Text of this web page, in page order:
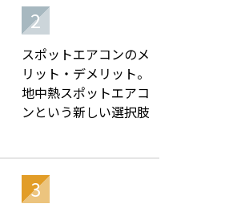
スポットエアコンのメ
リット・デメリット。
地中熱スポットエアコ
ンという新しい選択肢